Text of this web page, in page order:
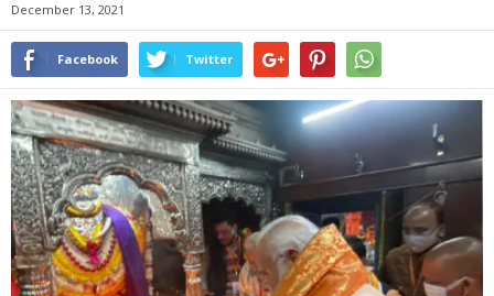
December 13, 2021
Facebook Twitter